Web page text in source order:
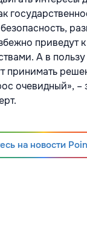
приведут
А в пользу
принимать
очевидный», –
на новости